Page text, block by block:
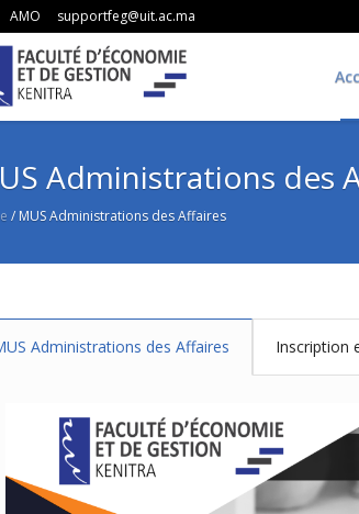
AMO supportfeg@uit.ac.ma
Administrations des
/ MUS Administrations des Affaires
Administrations des Affaires Inscription